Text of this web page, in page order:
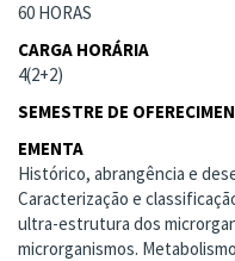
60 HORAS
CARGA HORÁRIA
4(2+2)
SEMESTRE DE
EMENTA
Histórico, abrangência e
Caracterização e
ultra-estrutura dos
microrganismos.